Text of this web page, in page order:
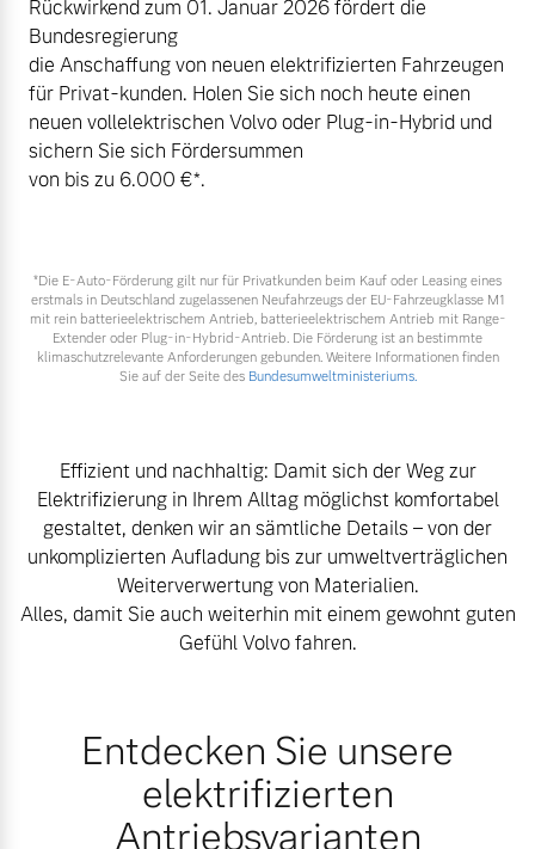
Fahrzeug konfigurieren
Sofort verfügbare Fahrzeuge
Gebrauchtwagen
Die Neuwagenalternative
Mehr erfahren
Editionsmodelle
Jetzt kennenlernen
Mehr erfahren
Volvo Winter- und
Sommer Kompletträder.
Bitte sprechen Sie uns
direkt an.
Mehr erfahren
Frühjahrscheck
Entdecken Sie unsere
saisonalen Angebote.
Mehr erfahren
Finanzierung & Leasing
Versicherung
Rückwirkend zum 01. Januar 2026 fördert die
Bundesregierung
die Anschaffung von neuen elektrifizierten Fahrzeugen
für Privat-kunden. Holen Sie sich noch heute einen
neuen vollelektrischen Volvo oder Plug-in-Hybrid und
sichern Sie sich Fördersummen
von bis zu 6.000 €⁠*.
*Die E‑Auto-Förderung gilt nur für Privatkunden beim Kauf oder Leasing eines
erstmals in Deutschland zugelassenen Neufahrzeugs der EU-Fahrzeugklasse M1
mit rein batterieelektrischem Antrieb, batterieelektrischem Antrieb mit Range-
Extender oder Plug-in-Hybrid-Antrieb. Die Förderung ist an bestimmte
klimaschutzrelevante Anforderungen gebunden. Weitere Informationen finden
Sie auf der Seite des Bundesumweltministeriums.
Effizient und nachhaltig: Damit sich der Weg zur
Elektrifizierung in Ihrem Alltag möglichst komfortabel
gestaltet, denken wir an sämtliche Details – von der
unkomplizierten Aufladung bis zur umweltverträglichen
Weiterverwertung von Materialien.
Alles, damit Sie auch weiterhin mit einem gewohnt guten
Gefühl Volvo fahren.
Entdecken Sie unsere
elektrifizierten
Antriebsvarianten